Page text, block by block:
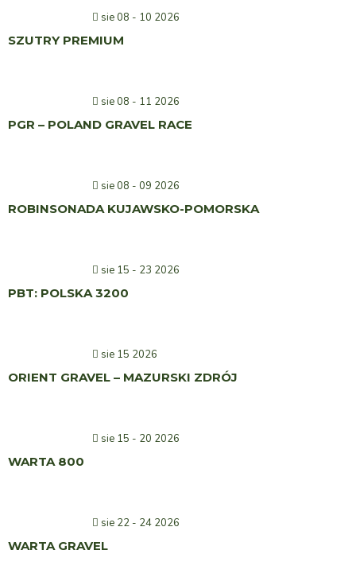
sie 08 - 10 2026
SZUTRY PREMIUM
sie 08 - 11 2026
PGR – POLAND GRAVEL RACE
sie 08 - 09 2026
ROBINSONADA KUJAWSKO-POMORSKA
sie 15 - 23 2026
PBT: POLSKA 3200
sie 15 2026
ORIENT GRAVEL – MAZURSKI ZDRÓJ
sie 15 - 20 2026
WARTA 800
sie 22 - 24 2026
WARTA GRAVEL